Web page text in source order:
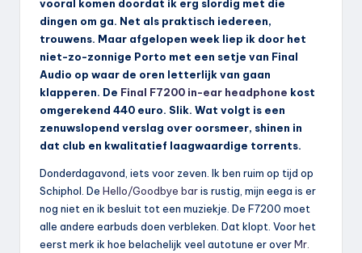
vooral komen doordat ik erg slordig met die
dingen om ga. Net als praktisch iedereen,
trouwens. Maar afgelopen week liep ik door het
niet-zo-zonnige Porto met een setje van Final
Audio op waar de oren letterlijk van gaan
klapperen. De Final F7200 in-ear headphone kost
omgerekend 440 euro. Slik. Wat volgt is een
zenuwslopend verslag over oorsmeer, shinen in
dat club en kwalitatief laagwaardige torrents.
Donderdagavond, iets voor zeven. Ik ben ruim op tijd op
Schiphol. De Hello/Goodbye baris rustig, mijn eega is er
nog niet en ik besluit tot een muziekje. De F7200 moet
alle andere earbuds doen verbleken. Dat klopt. Voor het
eerst merk ik hoe belachelijk veel autotune er overMr.